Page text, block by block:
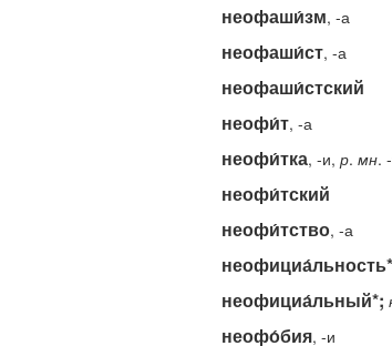
неофаши́зм, -а
неофаши́ст, -а
неофаши́стский
неофи́т, -а
неофи́тка, -и, р. мн.
неофи́тский
неофи́тство, -а
неофициа́льность*
неофициа́льный*;
неофо́бия, -и